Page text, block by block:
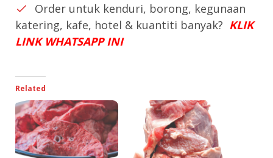
Order untuk kenduri, borong, kegunaan
katering, kafe, hotel & kuantiti banyak? KLIK
LINK WHATSAPP INI
Related